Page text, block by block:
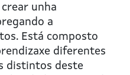
unha
a
Está composto
diferentes
distintos deste